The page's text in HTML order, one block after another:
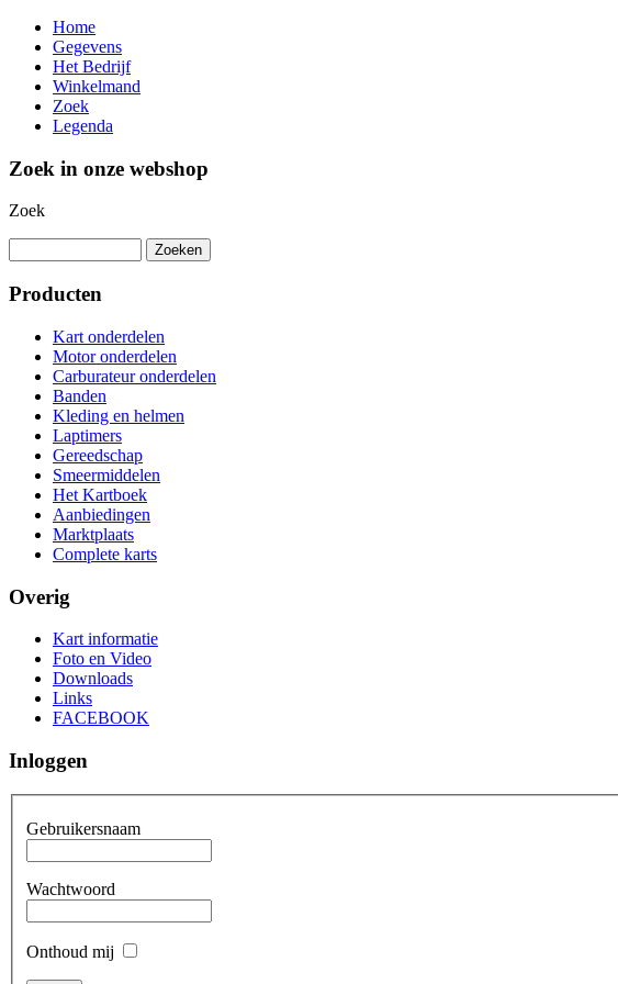
Home
Gegevens
Het Bedrijf
Winkelmand
Zoek
Legenda
Zoek in onze webshop
Zoek
Producten
Kart onderdelen
Motor onderdelen
Carburateur onderdelen
Banden
Kleding en helmen
Laptimers
Gereedschap
Smeermiddelen
Het Kartboek
Aanbiedingen
Marktplaats
Complete karts
Overig
Kart informatie
Foto en Video
Downloads
Links
FACEBOOK
Inloggen
Gebruikersnaam
Wachtwoord
Onthoud mij